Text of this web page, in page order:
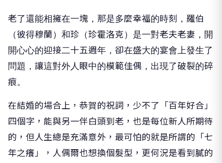
老了還能相擁在一塊，那是多麼幸福的時刻，羅伯
（彼得穆蘭）和珍（珍霍洛克）是一對老夫老妻，開
開心心的迎接二十五週年，卻在盛大的宴會上發生了
問題，讓這對外人眼中的模範佳偶，出現了破裂的碎
痕。
在結婚的場合上，恭賀的祝詞，少不了「百年好合」
四個字，能與另一伴白頭到老，也是每位新人所期待
的，但人生總是充滿意外，最可怕的就是所謂的「七
年之癢」，人偶爾也想換個髮型，更何況是看到膩的